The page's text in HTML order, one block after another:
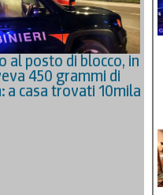
al posto di blocco, in
450 grammi di
a casa trovati 10mila